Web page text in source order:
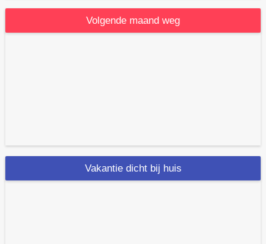
Volgende maand weg
Vakantie dicht bij huis